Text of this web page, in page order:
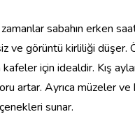
zamanlar sabahın erken
ve görüntü kirliliği
için idealdir. Kış
artar. Ayrıca müzeler
sunar.